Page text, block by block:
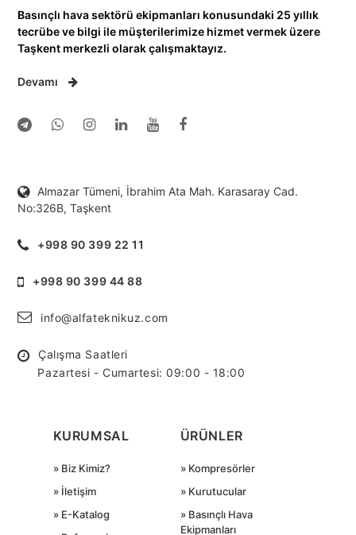
Basınçlı hava sektörü ekipmanları konusundaki 25 yıllık
tecrübe ve bilgi ile müşterilerimize hizmet vermek üzere
Taşkent merkezli olarak çalışmaktayız.
Devamı
Almazar Tümeni, İbrahim Ata Mah. Karasaray Cad.
No:326B, Taşkent
+998 90 399 22 11
+998 90 399 44 88
info@alfateknikuz.com
Çalışma Saatleri
Pazartesi - Cumartesi: 09:00 - 18:00
KURUMSAL
» Biz Kimiz?
» İletişim
» E-Katalog
ÜRÜNLER
» Kompresörler
» Kurutucular
» Basınçlı Hava
Ekipmanları